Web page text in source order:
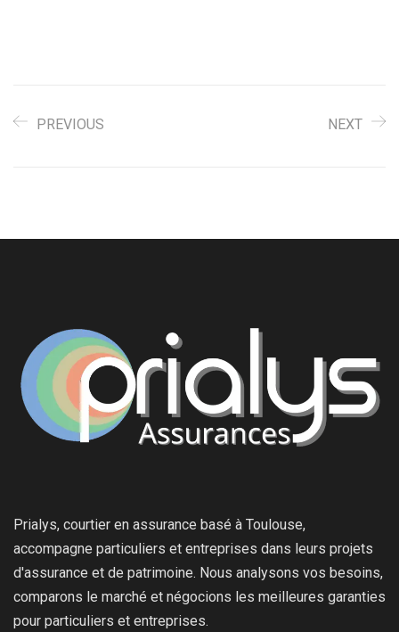
PREVIOUS NEXT
Prialys, courtier en assurance basé à Toulouse,
accompagne particuliers et entreprises dans leurs projets
d'assurance et de patrimoine. Nous analysons vos besoins,
comparons le marché et négocions les meilleures garanties
pour particuliers et entreprises.